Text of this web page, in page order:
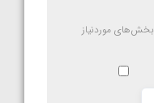
بخش‌های موردنیاز